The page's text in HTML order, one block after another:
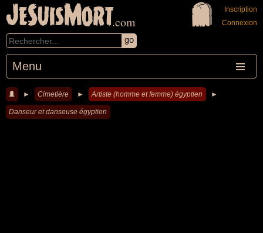
JeSuisMort.com
Menu
Inscription
Connexion
► Cimetière ► Artiste (homme et femme) égyptien ►
Danseur et danseuse égyptien